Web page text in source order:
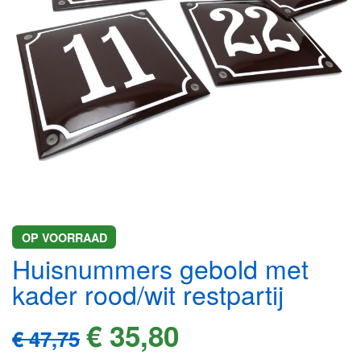
Ga
naar
het
begin
van
afbeeldingen-
gallerij
OP VOORRAAD
Huisnummers gebold met
kader rood/wit restpartij
€ 35,80
€ 47,75